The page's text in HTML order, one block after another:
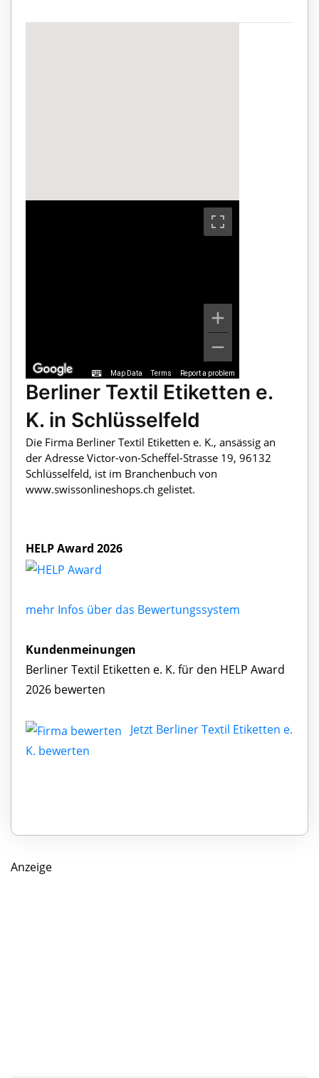
Map Data Terms Report a problem
Berliner Textil Etiketten e.
K. in Schlüsselfeld
Die Firma Berliner Textil Etiketten e. K., ansässig an
der Adresse Victor-von-Scheffel-Strasse 19, 96132
Schlüsselfeld, ist im Branchenbuch von
www.swissonlineshops.ch gelistet.
HELP Award 2026
mehr Infos über das Bewertungssystem
Kundenmeinungen
Berliner Textil Etiketten e. K. für den HELP Award
2026 bewerten
Jetzt Berliner Textil Etiketten e.
K. bewerten
Anzeige